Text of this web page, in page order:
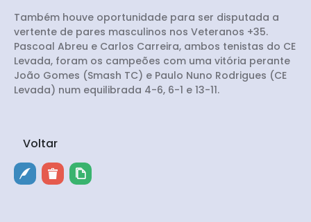
Também houve oportunidade para ser disputada a
vertente de pares masculinos nos Veteranos +35.
Pascoal Abreu e Carlos Carreira, ambos tenistas do CE
Levada, foram os campeões com uma vitória perante
João Gomes (Smash TC) e Paulo Nuno Rodrigues (CE
Levada) num equilibrada 4-6, 6-1 e 13-11.
Voltar